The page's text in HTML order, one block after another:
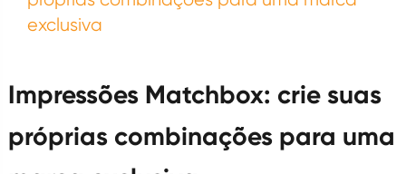
exclusiva
Impressões Matchbox: crie suas
próprias combinações para uma